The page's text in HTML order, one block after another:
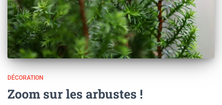
DÉCORATION
Zoom sur les arbustes !